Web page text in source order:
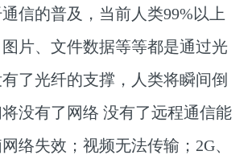
信的普及，当前人类99%以上
片、文件数据等等都是通过光
了光纤的支撑，人类将瞬间倒
没有了网络 没有了远程通信能
络失效；视频无法传输；2G、